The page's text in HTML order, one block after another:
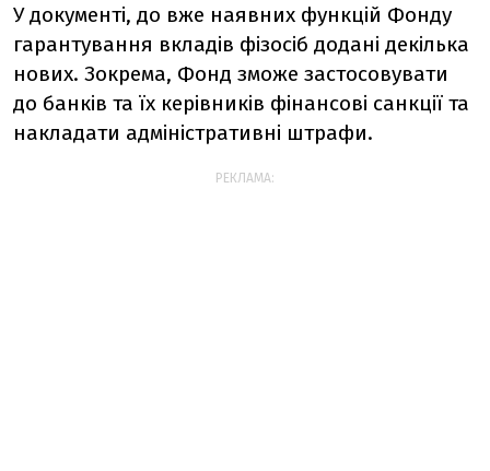
У документі, до вже наявних функцій Фонду
гарантування вкладів фізосіб додані декілька
нових. Зокрема, Фонд зможе застосовувати
до банків та їх керівників фінансові санкції та
накладати адміністративні штрафи.
РЕКЛАМА: